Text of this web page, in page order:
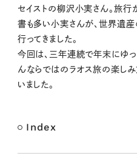
セイストの柳沢小実さん。旅行
書も多い小実さんが、世界遺
行ってきました。
今回は、三年連続で年末にゆっ
んならではのラオス旅の楽し
いました。
Index